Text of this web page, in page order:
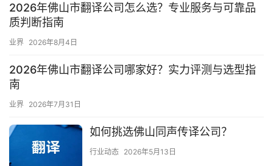
2026年佛山市翻译公司怎么选？专业服务与可靠品
质判断指南
业界 2026年8月4日
2026年佛山市翻译公司哪家好？实力评测与选型指
南
业界 2026年7月31日
如何挑选佛山同声传译公司？
行业动态 2026年5月13日